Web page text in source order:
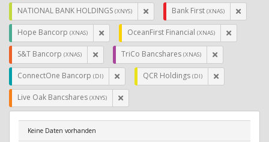
NATIONAL BANK HOLDINGS (XNYS) Bank First (XNAS)
Hope Bancorp (XNAS) OceanFirst Financial (XNAS)
S&T Bancorp (XNAS) TriCo Bancshares (XNAS)
ConnectOne Bancorp (DI) QCR Holdings (DI)
Live Oak Bancshares (XNYS)
Keine Daten vorhanden